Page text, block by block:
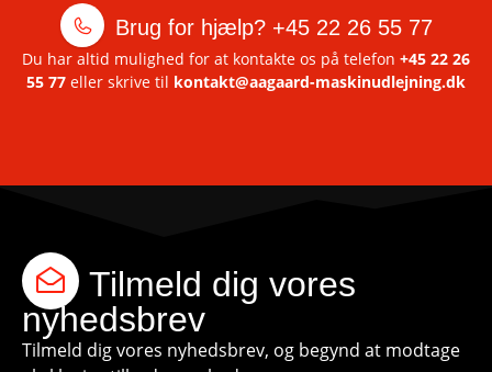
Brug for hjælp? +45 22 26 55 77
Du har altid mulighed for at kontakte os på telefon +45 22 26
55 77 eller skrive til kontakt@aagaard-maskinudlejning.dk
Tilmeld dig vores
nyhedsbrev
Tilmeld dig vores nyhedsbrev, og begynd at modtage